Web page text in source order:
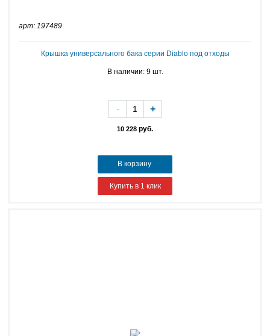
арт: 197489
Крышка универсального бака серии Diablo под отходы
В наличии: 9 шт.
10 228 руб.
- +
В корзину
Купить в 1 клик